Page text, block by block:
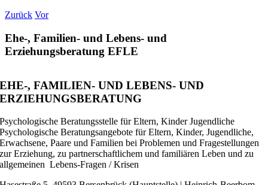
Zurück Vor
Ehe-, Familien- und Lebens- und
Erziehungsberatung EFLE
EHE-, FAMILIEN- UND LEBENS- UND
ERZIEHUNGSBERATUNG
Psychologische Beratungsstelle für Eltern, Kinder Jugendliche
Psychologische Beratungsangebote für Eltern, Kinder, Jugendliche,
Erwachsene, Paare und Familien bei Problemen und Fragestellungen
zur Erziehung, zu partnerschaftlichem und familiären Leben und zu
allgemeinen Lebens-Fragen / Krisen